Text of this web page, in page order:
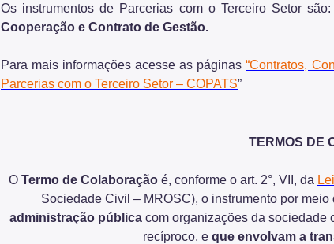
Os instrumentos de Parcerias com o Terceiro Setor
Cooperação e Contrato de Gestão.
Para mais informações acesse as páginas“Contratos,
Parcerias com o Terceiro Setor – COPATS”
TERMOS DE
O Termo de Colaboraçãoé, conforme o art. 2°, VII, da
Sociedade Civil – MROSC), o instrumento por
administração públicacom organizações da sociedade
recíproco, e que envolvam a